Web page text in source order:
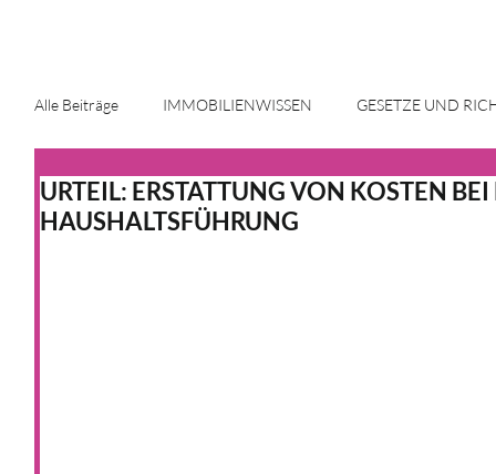
Alle Beiträge IMMOBILIENWISSEN GESETZE UND
ENERGIE UND INNOVATION IMMOBILIENMARKT
URTEIL: ERSTATTUNG VON KOSTEN BEI
HAUSHALTSFÜHRUNG